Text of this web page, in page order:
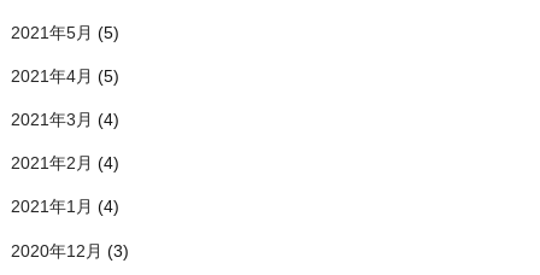
2021年5月 (5)
2021年4月 (5)
2021年3月 (4)
2021年2月 (4)
2021年1月 (4)
2020年12月 (3)